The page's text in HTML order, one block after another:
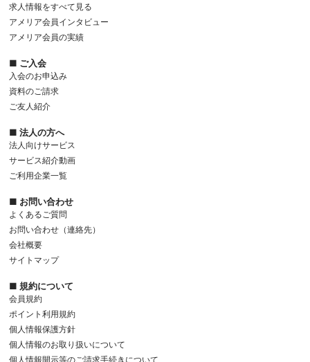
求人情報をすべて見る
アメリア会員インタビュー
アメリア会員の実績
■ ご入会
入会のお申込み
資料のご請求
ご友人紹介
■ 法人の方へ
法人向けサービス
サービス紹介動画
ご利用企業一覧
■ お問い合わせ
よくあるご質問
お問い合わせ（連絡先）
会社概要
サイトマップ
■ 規約について
会員規約
ポイント利用規約
個人情報保護方針
個人情報のお取り扱いについて
個人情報開示等のご請求手続きについて